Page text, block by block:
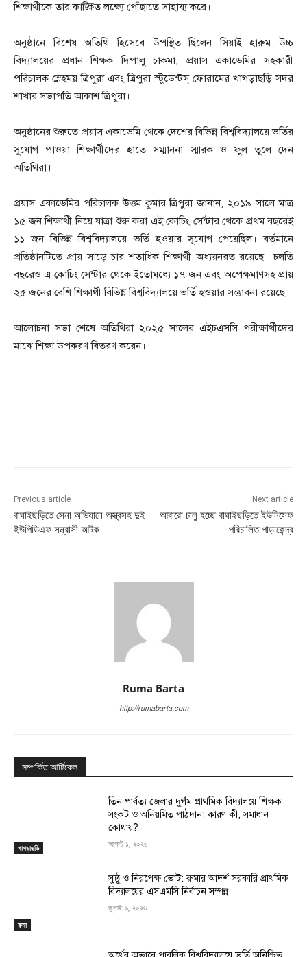
শিক্ষার্থীকে তার কাঙ্ক্ষিত লক্ষ্যে পৌঁছাতে সাহায্য করে।
অনুষ্ঠানে বিশেষ অতিথি হিসেবে উপস্থিত ছিলেন সিয়াই হারুম উচ্চ
বিদ্যালয়ের প্রধান শিক্ষক দিপালু চাকমা, প্রয়াস একাডেমির সহকারী
পরিচালক স্নেহময় ত্রিপুরা এবং ত্রিপুরা স্টুডেন্টস্ ফোরামের খাগড়াছড়ি সদর
শাখার সভাপতি আকাশ ত্রিপুরা।
অনুষ্ঠানের শুরুতে প্রয়াস একাডেমি থেকে দেশের বিভিন্ন বিশ্ববিদ্যালয়ে ভর্তির
সুযোগ পাওয়া শিক্ষার্থীদের হাতে সম্মাননা স্মারক ও ফুল তুলে দেন
অতিথিরা।
প্রয়াস একাডেমির পরিচালক উত্তম কুমার ত্রিপুরা জানান, ২০১৯ সালে মাত্র
১৫ জন শিক্ষার্থী নিয়ে যাত্রা শুরু করা এই কোচিং সেন্টার থেকে প্রথম বছরেই
১১ জন বিভিন্ন বিশ্ববিদ্যালয়ে ভর্তি হওয়ার সুযোগ পেয়েছিল। বর্তমানে
প্রতিষ্ঠানটিতে প্রায় সাড়ে চার শতাধিক শিক্ষার্থী অধ্যয়নরত রয়েছে। চলতি
বছরেও এ কোচিং সেন্টার থেকে ইতোমধ্যে ১৭ জন এবং অপেক্ষমাণসহ প্রায়
২৫ জনের বেশি শিক্ষার্থী বিভিন্ন বিশ্ববিদ্যালয়ে ভর্তি হওয়ার সম্ভাবনা রয়েছে।
আলোচনা সভা শেষে অতিথিরা ২০২৫ সালের এইচএসসি পরীক্ষার্থীদের
মাঝে শিক্ষা উপকরণ বিতরণ করেন।
Previous article
বাঘাইছড়িতে সেনা অভিযানে অস্ত্রসহ দুই
ইউপিডিএফ সন্ত্রাসী আটক
Next article
আবারো চালু হচ্ছে বাঘাইছড়িতে ইউনিসেফ
পরিচালিত পাড়াকেন্দ্র
Ruma Barta
http://rumabarta.com
সম্পর্কিত আর্টিকেল
খাগড়াছড়ি
তিন পার্বত্য জেলার দুর্গম প্রাথমিক বিদ্যালয়ে শিক্ষক
সংকট ও অনিয়মিত পাঠদান: কারণ কী, সমাধান
কোথায়?
আগস্ট ১, ২০২৬
রুমা
সুষ্ঠু ও নিরপেক্ষ ভোট: রুমার আদর্শ সরকারি প্রাথমিক
বিদ্যালয়ের এসএমসি নির্বাচন সম্পন্ন
জুলাই ৬, ২০২৬